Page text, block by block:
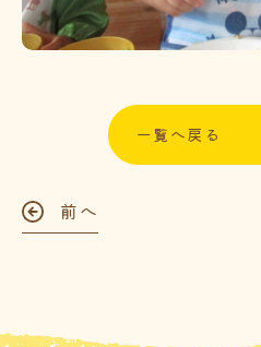
一覧へ戻る
前へ